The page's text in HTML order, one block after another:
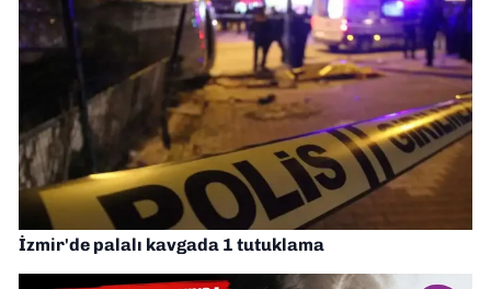
İzmir'de palalı kavgada 1 tutuklama